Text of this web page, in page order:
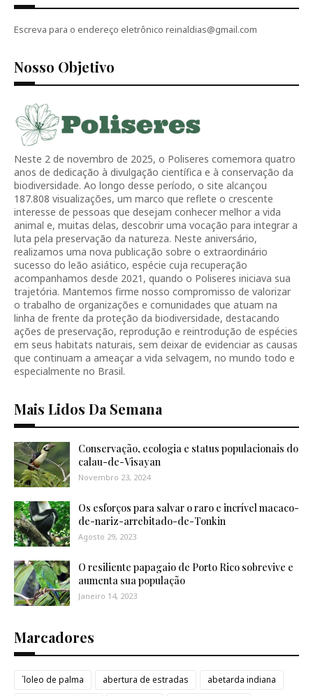
Escreva para o endereço eletrônico reinaldias@gmail.com
Nosso Objetivo
Neste 2 de novembro de 2025, o Poliseres comemora quatro
anos de dedicação à divulgação científica e à conservação da
biodiversidade. Ao longo desse período, o site alcançou
187.808 visualizações, um marco que reflete o crescente
interesse de pessoas que desejam conhecer melhor a vida
animal e, muitas delas, descobrir uma vocação para integrar a
luta pela preservação da natureza. Neste aniversário,
realizamos uma nova publicação sobre o extraordinário
sucesso do leão asiático, espécie cuja recuperação
acompanhamos desde 2021, quando o Poliseres iniciava sua
trajetória. Mantemos firme nosso compromisso de valorizar
o trabalho de organizações e comunidades que atuam na
linha de frente da proteção da biodiversidade, destacando
ações de preservação, reprodução e reintrodução de espécies
em seus habitats naturais, sem deixar de evidenciar as causas
que continuam a ameaçar a vida selvagem, no mundo todo e
especialmente no Brasil.
Mais Lidos Da Semana
Conservação, ecologia e status populacionais do
calau-de-Visayan
Novembro 23, 2024
Os esforços para salvar o raro e incrível macaco-
de-nariz-arrebitado-de-Tonkin
Agosto 29, 2023
O resiliente papagaio de Porto Rico sobrevive e
aumenta sua população
Janeiro 14, 2023
Marcadores
´loleo de palma abertura de estradas
abetarda indiana